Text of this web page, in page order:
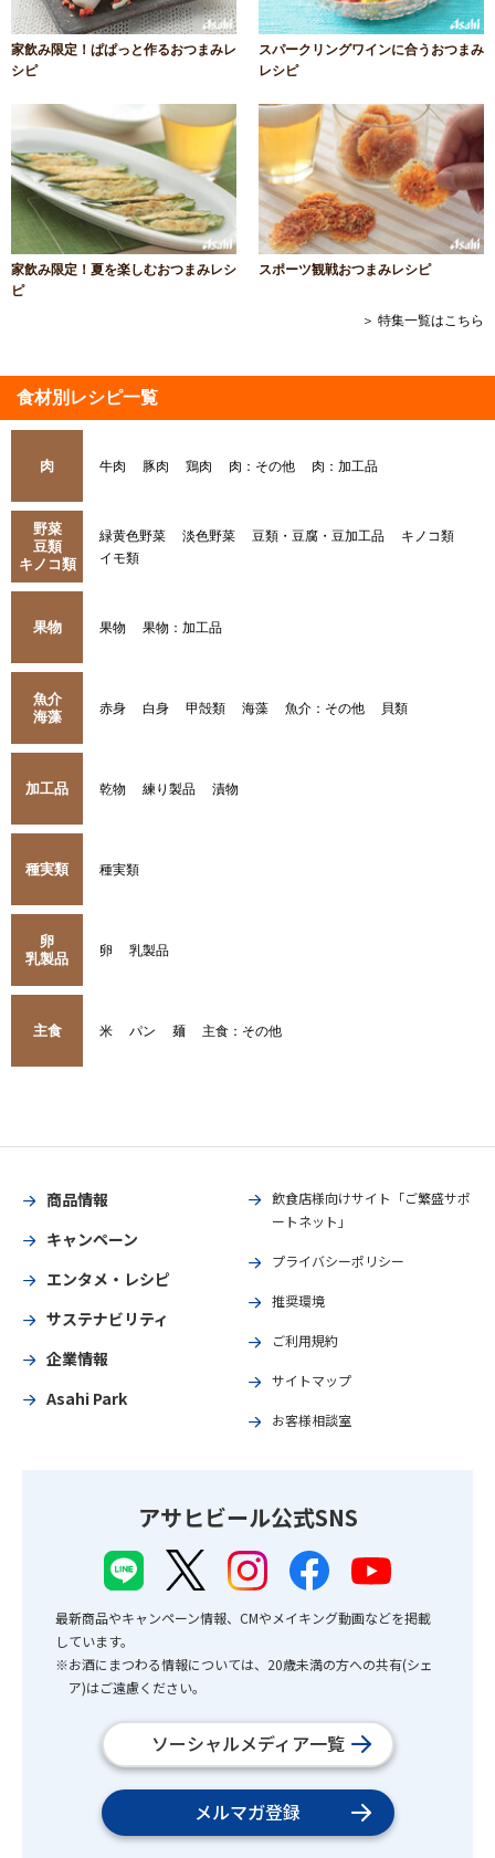
家飲み限定！ぱぱっと作るおつまみレ
シピ
スパークリングワインに合うおつまみ
レシピ
家飲み限定！夏を楽しむおつまみレシ
ピ
スポーツ観戦おつまみレシピ
＞ 特集一覧はこちら
食材別レシピ一覧
肉 牛肉 豚肉 鶏肉 肉：その他 肉：加工品
野菜
豆類
キノコ類
緑黄色野菜 淡色野菜 豆類・豆腐・豆加工品
キノコ類
イモ類
果物 果物 果物：加工品
魚介
海藻
赤身 白身 甲殻類 海藻 魚介：その他 貝類
加工品 乾物 練り製品 漬物
種実類 種実類
卵
乳製品
卵 乳製品
主食 米 パン 麺 主食：その他
商品情報
キャンペーン
エンタメ・レシピ
サステナビリティ
企業情報
Asahi Park
飲食店様向けサイト「ご繁盛サポ
ートネット」
プライバシーポリシー
推奨環境
ご利用規約
サイトマップ
お客様相談室
アサヒビール公式SNS
最新商品やキャンペーン情報、CMやメイキング動画などを掲載
しています。
※お酒にまつわる情報については、20歳未満の方への共有(シェ
ア)はご遠慮ください。
ソーシャルメディア一覧
メルマガ登録